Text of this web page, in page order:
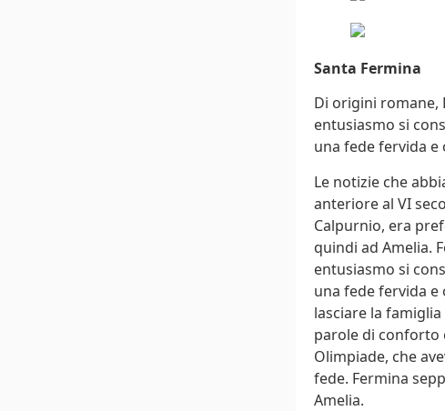
Santa Fermina
Di origini romane,
entusiasmo si
una fede fervida e
Le notizie che
anteriore al VI
Calpurnio, era
quindi ad Amelia.
entusiasmo si
una fede fervida e
lasciare la
parole di conforto
Olimpiade, che
fede. Fermina
Amelia.